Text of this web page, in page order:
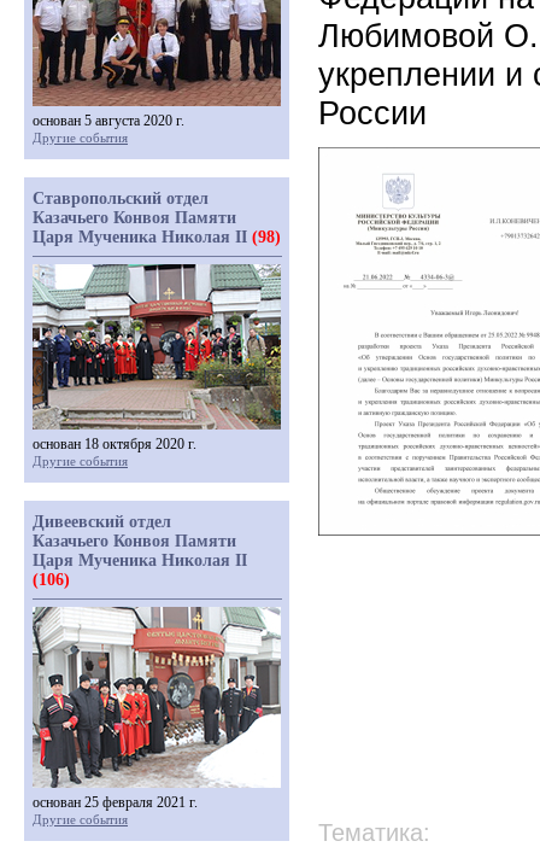
Любимовой
укреплении и
России
Тематика:
основан 5 августа 2020 г.
Другие события
Ставропольский отдел
Казачьего Конвоя Памяти
Царя Мученика Николая II (98)
основан 18 октября 2020 г.
Другие события
Дивеевский отдел
Казачьего Конвоя Памяти
Царя Мученика Николая II
(106)
основан 25 февраля 2021 г.
Другие события